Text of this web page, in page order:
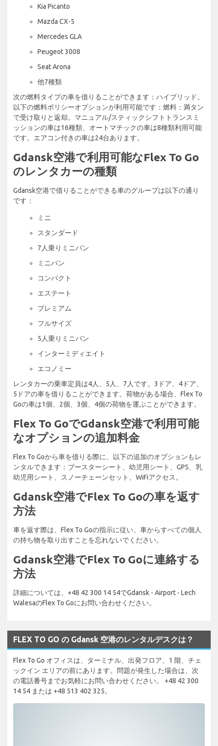
Kia Picanto
Mazda CX-5
Mercedes GLA
Peugeot 3008
Seat Arona
他7種類
次の燃料タイプの車を借りることができます：ハイブリッド。
以下の燃料ポリシーオプションが利用可能です：燃料：満タン
で受け取りと返却。マニュアル/スティックシフトトランスミ
ッションの車は16種類、オートマチックの車は8種類利用可能
です。エアコン付きの車は24台あります。
Gdansk空港で利用可能なFlex To Go
のレンタカーの種類
Gdansk空港で借りることができる車のグループは以下の通り
です：
ミニ
スタンダード
7人乗りミニバン
ミニバン
コンパクト
エステート
プレミアム
フルサイズ
5人乗りミニバン
インターミディエイト
エコノミー
レンタカーの乗車定員は4人、5人、7人です。3ドア、4ドア、
5ドアの車を借りることができます。荷物がある場合、Flex To
Goの車は1個、2個、3個、4個の荷物を運ぶことができます。
Flex To GoでGdansk空港で利用可能
なオプションの追加料金
Flex To Goから車を借りる際に、以下の追加のオプションもレ
ンタルできます：ブースターシート、幼児用シート、GPS、乳
幼児用シート、スノーチェーンセット、WiFiアクセス。
Gdansk空港でFlex To Goの車を返す
方法
車を返す際は、Flex To Goの指示に従い、車からすべての個人
の持ち物を取り出すことを忘れないでください。
Gdansk空港でFlex To Goに連絡する
方法
詳細については、+48 42 300 14 54でGdansk - Airport - Lech
WalesaのFlex To Goにお問い合わせください。
FLEX TO GO の Gdansk 空港のレンタルデスクは？
Flex To Go オフィスは、ターミナル、出発フロア、1 階、チェ
ックイン エリアの前にあります。問題が発生した場合は、次
の電話番号までお気軽にお問い合わせください。 +48 42 300
14 54 または +48 513 402 325。